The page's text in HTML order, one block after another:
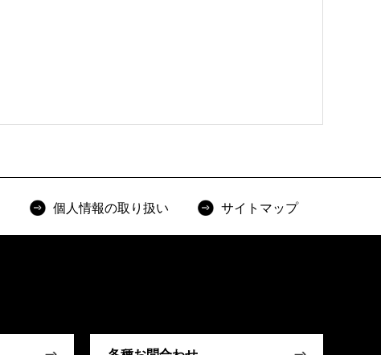
個人情報の取り扱い サイトマップ